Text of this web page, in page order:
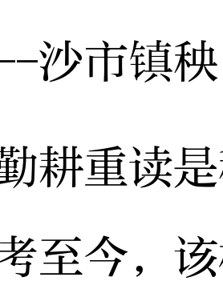
市镇秧
重读是
至今，